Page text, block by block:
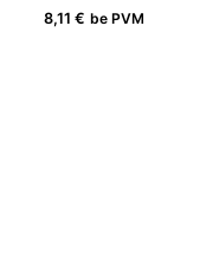
8,11 € be PVM